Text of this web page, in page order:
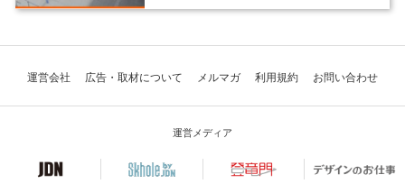
運営会社 広告・取材について メルマガ 利用規約 お問い合わせ
運営メディア